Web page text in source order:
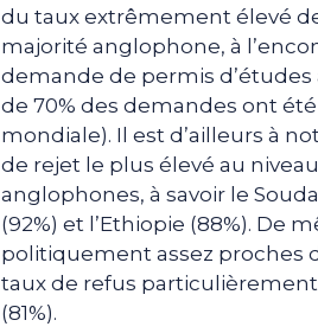
du taux extrêmement élevé
majorité anglophone, à
demande de permis
de 70% des demandes ont
mondiale). Il est d’ailleurs à
de rejet le plus élevé au
anglophones, à savoir le
(92%) et l’Ethiopie (88%). De
politiquement assez proches
taux de refus particulièrement
(81%).